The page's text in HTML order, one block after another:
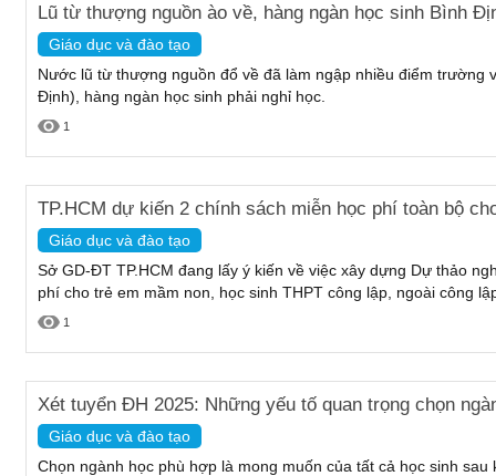
Lũ từ thượng nguồn ào về, hàng ngàn học sinh Bình
Giáo dục và đào tạo
Nước lũ từ thượng nguồn đổ về đã làm ngập nhiều điểm trường
Định), hàng ngàn học sinh phải nghỉ học.
1
TP.HCM dự kiến 2 chính sách miễn học phí toàn bộ
Giáo dục và đào tạo
Sở GD-ĐT TP.HCM đang lấy ý kiến về việc xây dựng Dự thảo
phí cho trẻ em mầm non, học sinh THPT công lập, ngoài công
1
Xét tuyển ĐH 2025: Những yếu tố quan trọng chọn
Giáo dục và đào tạo
Chọn ngành học phù hợp là mong muốn của tất cả học sinh